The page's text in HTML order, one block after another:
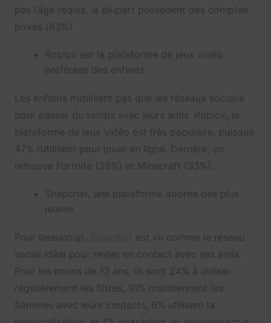
pas l’âge requis, la plupart possèdent des comptes
privés (83%).
Roblox est la plateforme de jeux vidéo
préférées des enfants
Les enfants n’utilisent pas que les réseaux sociaux
pour passer du temps avec leurs amis. Roblox, la
plateforme de jeux vidéo est très populaire, puisque
47% l’utilisent pour jouer en ligne. Derrière, on
retrouve Fortnite (38%) et Minecraft (33%).
Snapchat, une plateforme adorée des plus
jeunes
Pour beaucoup,
est vu comme le réseau
social idéal pour rester en contact avec ses amis.
Pour les moins de 13 ans, ils sont 24% à utiliser
régulièrement les filtres, 16% maintiennent les
flammes avec leurs contacts, 6% utilisent la